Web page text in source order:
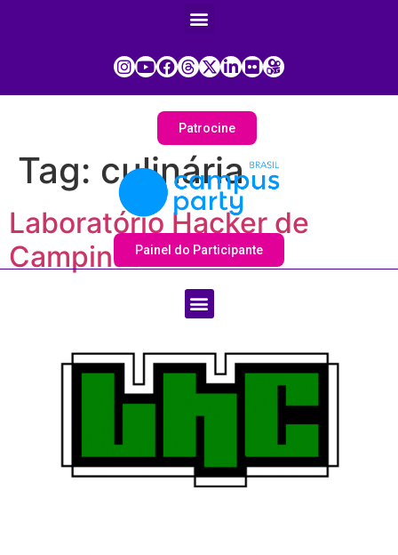
Patrocine
Painel do Participante
Tag: culinária
Laboratório Hacker de
Campinas